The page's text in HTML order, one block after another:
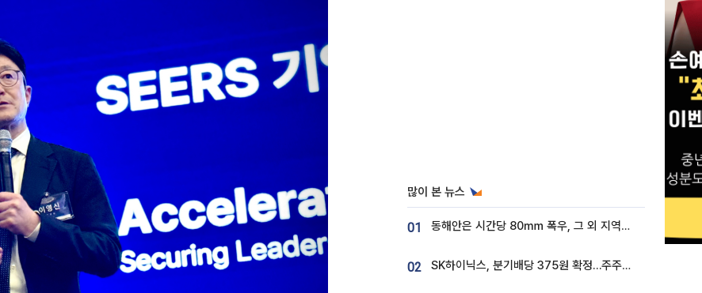
많이 본 뉴스
01 동해안은 시간당 80㎜ 폭우, 그 외 지역은 폭염…‘극과 극 날씨’
02 SK하이닉스, 분기배당 375원 확정…주주환원책 9월로 앞당겨 발표